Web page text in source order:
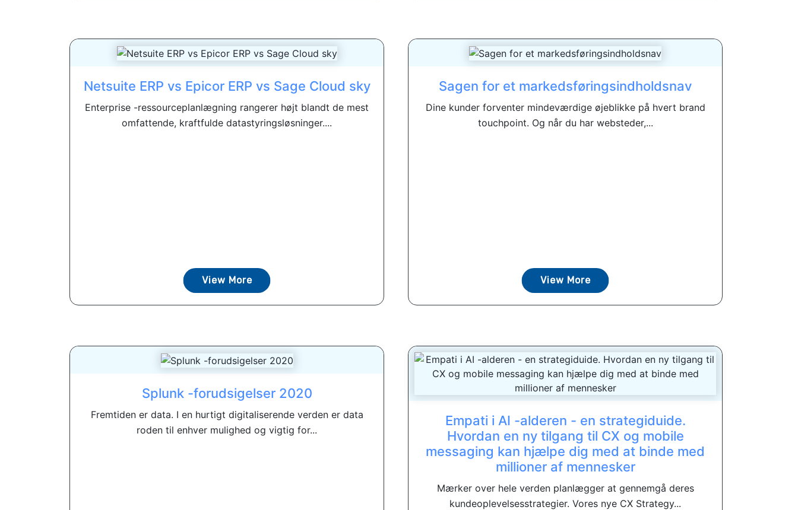
Netsuite ERP vs Epicor ERP vs Sage Cloud sky
Enterprise -ressourceplanlægning rangerer højt blandt de mest
omfattende, kraftfulde datastyringsløsninger....
View More
Sagen for et markedsføringsindholdsnav
Dine kunder forventer mindeværdige øjeblikke på hvert brand
touchpoint. Og når du har websteder,...
View More
Splunk -forudsigelser 2020
Fremtiden er data. I en hurtigt digitaliserende verden er data
roden til enhver mulighed og vigtig for...
Empati i AI -alderen - en strategiduide.
Hvordan en ny tilgang til CX og mobile
messaging kan hjælpe dig med at binde med
millioner af mennesker
Mærker over hele verden planlægger at gennemgå deres
kundeoplevelsesstrategier. Vores nye CX Strategy...